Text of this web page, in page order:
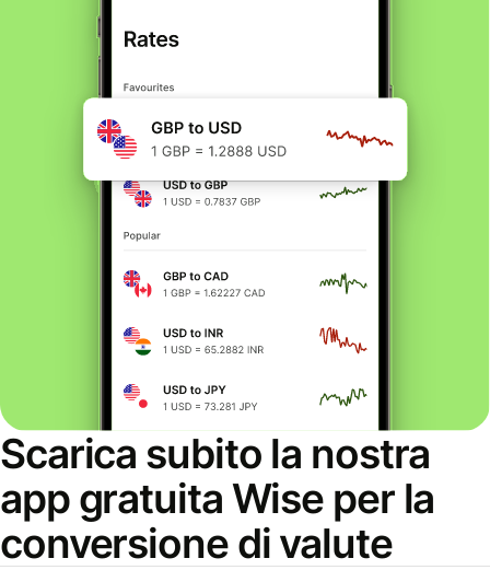
Scarica subito la nostra
app gratuita Wise per la
conversione di valute